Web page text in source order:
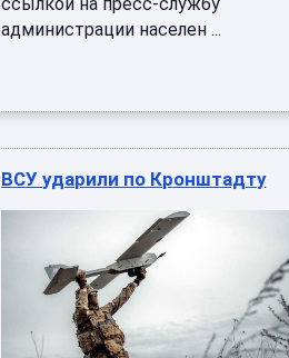
администрации населен ...
ВСУ ударили по Кронштадту